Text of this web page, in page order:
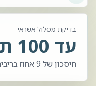
בדיקת מסלול אשראי
עד 100 תשלומים
חיסכון של 9 אחוז בריבית, בכפוף לאישור הגוף המממן